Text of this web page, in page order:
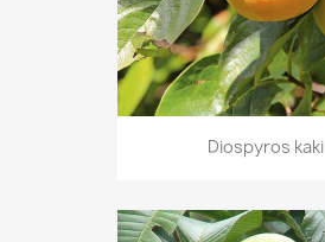
Diospyros kaki